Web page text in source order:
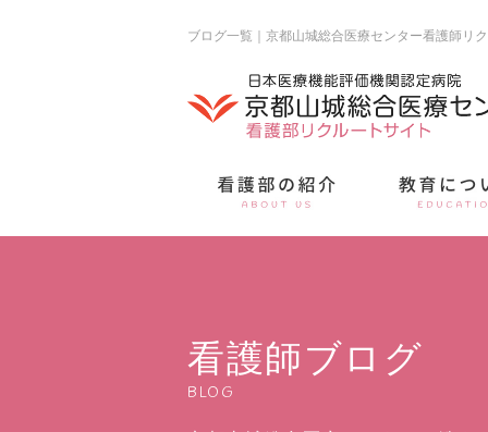
ブログ一覧｜京都山城総合医療センター看護師リ
看護師ブログ
BLOG